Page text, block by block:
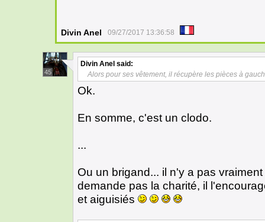
Divin Anel 09/27/2017 13:36:58
45
Divin Anel said:
Alors pour ses vêtement, il récupère les pièces à
Ok.
En somme, c'est un clodo.
...
Ou un brigand... il n'y a pas
demande pas la charité, il
et aiguisiés